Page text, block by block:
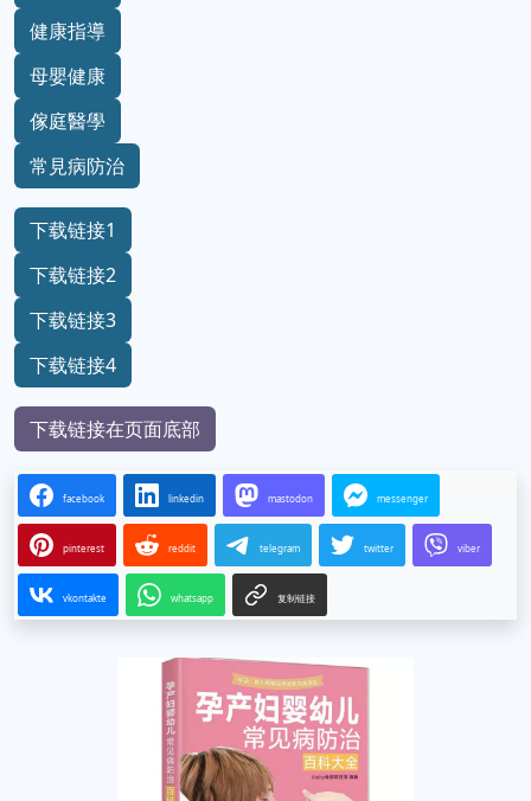
健康指導
母嬰健康
傢庭醫學
常見病防治
下载链接1
下载链接2
下载链接3
下载链接4
下载链接在页面底部
facebook linkedin mastodon messenger
pinterest reddit telegram twitter viber
vkontakte whatsapp 复制链接